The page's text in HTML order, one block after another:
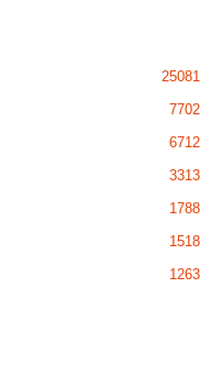
25081
7702
6712
3313
1788
1518
1263